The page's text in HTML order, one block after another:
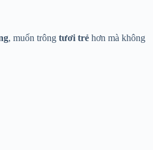
, muốn trông tươi trẻ hơn mà không